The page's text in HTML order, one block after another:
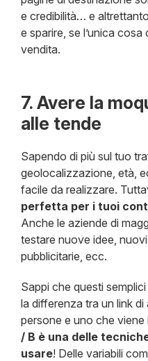
e credibilità… e
e sparire, se l’unica
vendita.
7. Avere la
alle tende
Sapendo di più sul tuo
geolocalizzazione, età,
facile da realizzare.
perfetta per i tuoi
Anche le aziende di
testare nuove idee,
pubblicitarie, ecc.
Sappi che questi
la differenza tra un link
persone e uno che viene
/ B è una delle
usare! Delle variabili